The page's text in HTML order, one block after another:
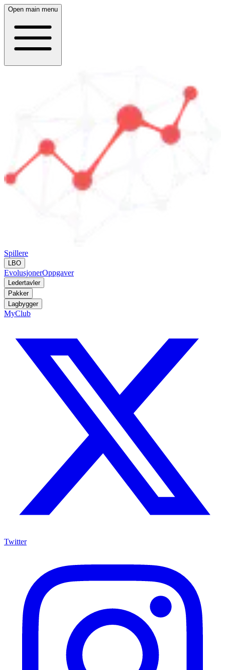
Open main menu
Spillere
LBO
EvolusjonerOppgaver
Ledertavler
Pakker
Lagbygger
MyClub
Twitter